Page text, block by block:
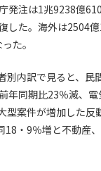
要 お問い合わせ
約
発注は1兆9238億
した。海外は2504
た。
別内訳で見ると、民
年同期比23％減、
型案件が増加した反
18・9％増と不動産
得ることなく、随時
建設資料館WEB上に
たものとみなします。
資格の取り消し）
の上、所定の会員申
した者をいいます。
録）
査の結果、会員申込